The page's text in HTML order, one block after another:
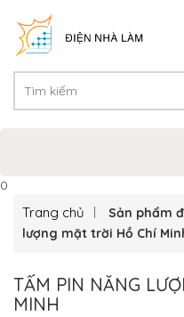
0
Trang chủ
Sản phẩm
lượng mặt trời Hồ Chí
TẤM PIN NĂNG
MINH